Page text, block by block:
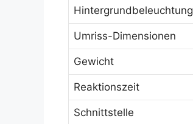
Hintergrundbeleuchtung
Umriss-Dimensionen
Gewicht
Reaktionszeit
Schnittstelle